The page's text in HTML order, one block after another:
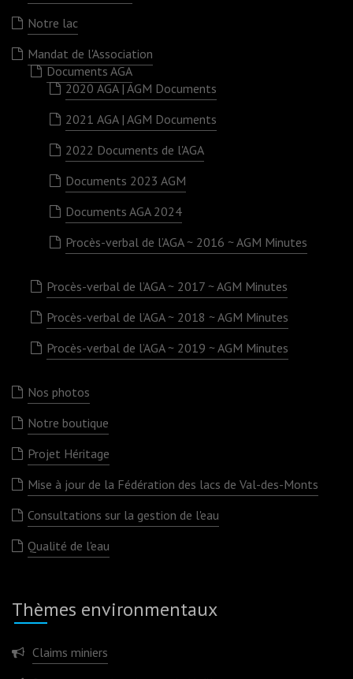
Notre lac
Mandat de l'Association
Documents AGA
2020 AGA | AGM Documents
2021 AGA | AGM Documents
2022 Documents de l'AGA
Documents 2023 AGM
Documents AGA 2024
Procès-verbal de l’AGA ~ 2016 ~ AGM Minutes
Procès-verbal de l’AGA ~ 2017 ~ AGM Minutes
Procès-verbal de l’AGA ~ 2018 ~ AGM Minutes
Procès-verbal de l’AGA ~ 2019 ~ AGM Minutes
Nos photos
Notre boutique
Projet Héritage
Mise à jour de la Fédération des lacs de Val-des-Monts
Consultations sur la gestion de l'eau
Qualité de l'eau
Thèmes environmentaux
Claims miniers